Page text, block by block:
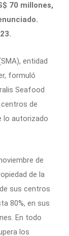
70 millones,
entidad
formuló
Seafood
de
lo autorizado
de
de la
sus centros
80%, en sus
En todo
los